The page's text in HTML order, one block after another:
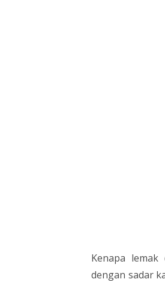
Kenapa
dengan sadar